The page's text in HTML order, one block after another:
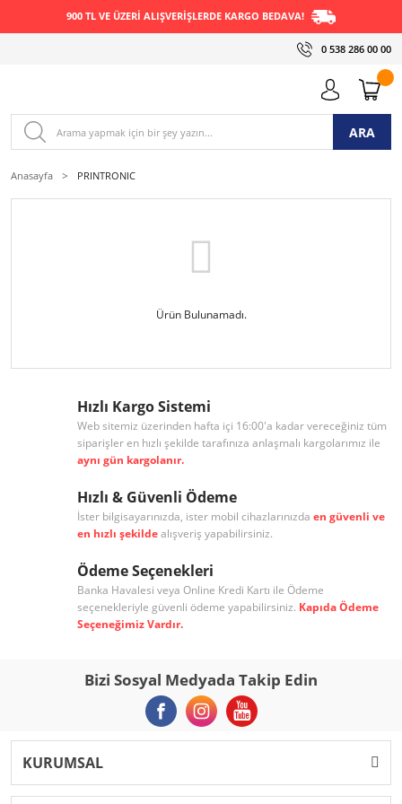
900 TL VE ÜZERİ ALIŞVERİŞLERDE KARGO BEDAVA!
0 538 286 00 00
ARA
Anasayfa PRINTRONIC
Ürün Bulunamadı.
Hızlı Kargo Sistemi
Web sitemiz üzerinden hafta içi 16:00'a kadar vereceğiniz tüm
siparişler en hızlı şekilde tarafınıza anlaşmalı kargolarımız ile
aynı gün kargolanır.
Hızlı & Güvenli Ödeme
İster bilgisayarınızda, ister mobil cihazlarınızda en güvenli ve
en hızlı şekildealışveriş yapabilirsiniz.
Ödeme Seçenekleri
Banka Havalesi veya Online Kredi Kartı ile Ödeme
seçenekleriyle güvenli ödeme yapabilirsiniz. Kapıda Ödeme
Seçeneğimiz Vardır.
Bizi Sosyal Medyada Takip Edin
KURUMSAL